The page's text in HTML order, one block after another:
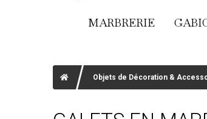
MARBRERIE
Objets de Décoration &